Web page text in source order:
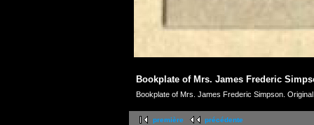
Bookplate of Mrs. James Frederic
Bookplate of Mrs. James Frederic Simpson.
première précédente